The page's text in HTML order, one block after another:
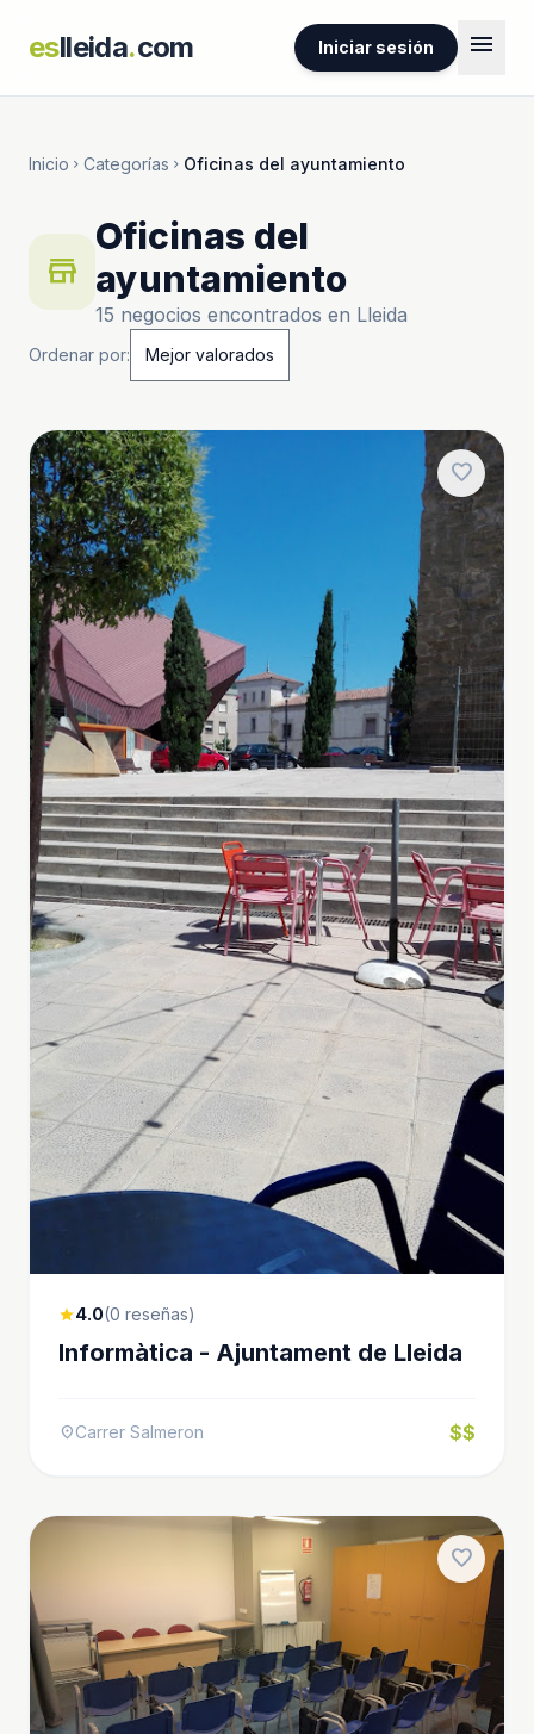
eslleida.com Iniciar sesión menu
Inicio chevron_right Categorías chevron_right Oficinas del ayuntamiento
store
Oficinas del
ayuntamiento
15 negocios encontrados en Lleida
Ordenar por:
favorite
star4.0(0 reseñas)
Informàtica - Ajuntament de Lleida
location_onCarrer Salmeron $$
favorite